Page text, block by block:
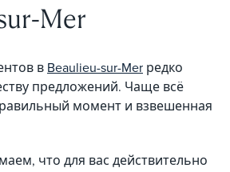
Mer
в Beaulieu-sur-Mer редко
предложений. Чаще всё
момент и взвешенная
что для вас действительно